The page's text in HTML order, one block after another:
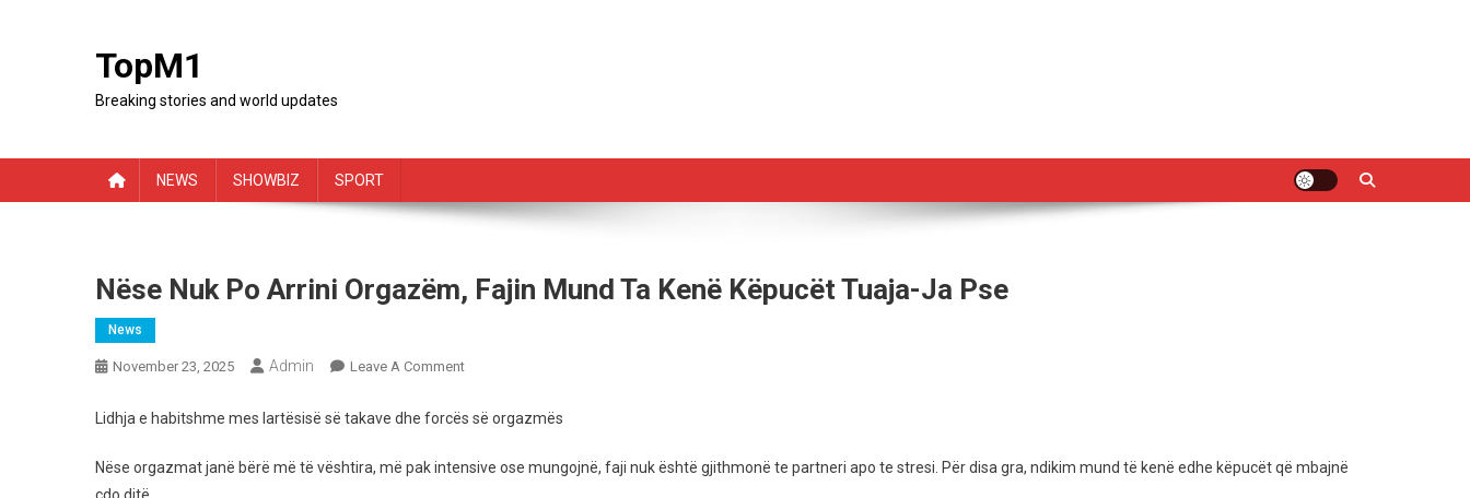
TopM1
Breaking stories and world updates
NEWS SHOWBIZ SPORT
Nëse Nuk Po Arrini Orgazëm, Fajin Mund Ta Kenë Këpucët Tuaja-Ja Pse
News
November 23, 2025 Admin Leave A CommentOn
Nuk
Arrini
Lidhja e habitshme mes lartësisë së takave dhe forcës së orgazmës
Nëse orgazmat janë bërë më të vështira, më pak intensive ose mungojnë, faji nuk është gjithmonë te partneri apo te stresi. Për disa gra, ndikim mund të kenë edhe këpucët që mbajnë